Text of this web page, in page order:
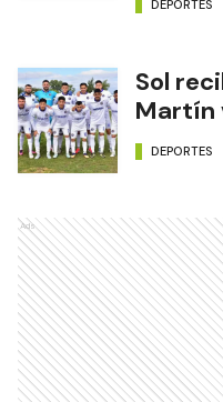
DEPORTES
Sol
Martín
DEPORTES
Ads